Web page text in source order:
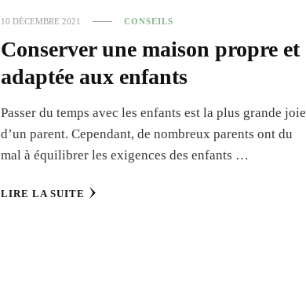
10 DÉCEMBRE 2021 CONSEILS
Conserver une maison propre et
adaptée aux enfants
Passer du temps avec les enfants est la plus grande joie
d’un parent. Cependant, de nombreux parents ont du
mal à équilibrer les exigences des enfants …
LIRE LA SUITE